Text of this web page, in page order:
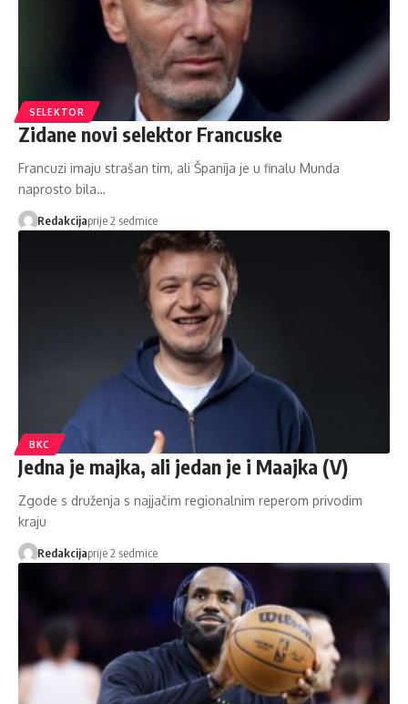
SELEKTOR
Zidane novi selektor Francuske
Francuzi imaju strašan tim, ali Španija je u finalu Munda
naprosto bila…
Redakcijaprije 2 sedmice
BKC
Jedna je majka, ali jedan je i Maajka (V)
Zgode s druženja s najjačim regionalnim reperom privodim
kraju
Redakcijaprije 2 sedmice